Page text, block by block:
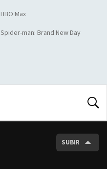
HBO Max
Spider-man: Brand New Day
SUBIR